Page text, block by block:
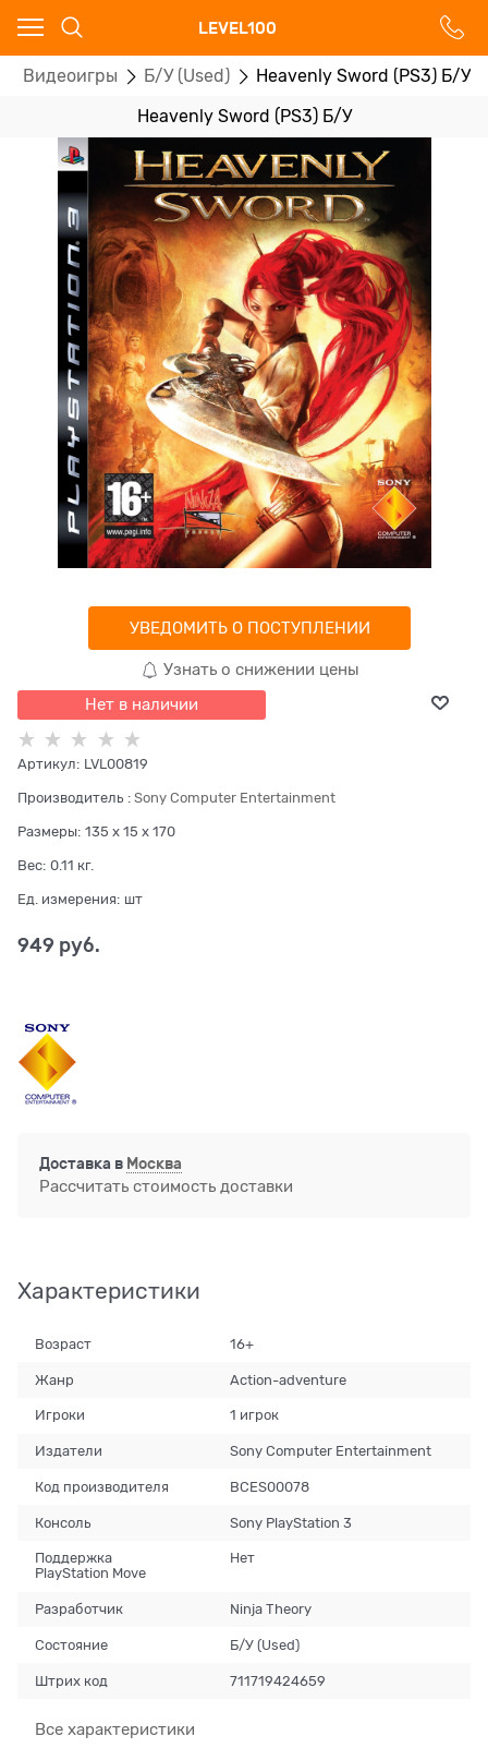
LEVEL100
Видеоигры Б/У (Used) Heavenly Sword (PS3) Б/У
Heavenly Sword (PS3) Б/У
УВЕДОМИТЬ О ПОСТУПЛЕНИИ
Узнать о снижении цены
Нет в наличии
Артикул: LVL00819
Производитель : Sony Computer Entertainment
Размеры: 135 x 15 x 170
Вес: 0.11 кг.
Ед. измерения: шт
949 руб.
Доставка в Москва
Рассчитать стоимость доставки
Характеристики
Возраст 16+
Жанр Action-adventure
Игроки 1 игрок
Издатели Sony Computer Entertainment
Код производителя BCES00078
Консоль Sony PlayStation 3
Поддержка
PlayStation Move
Нет
Разработчик Ninja Theory
Состояние Б/У (Used)
Штрих код 711719424659
Все характеристики
Ваш город - Москва,
угадали?
ДА НЕТ